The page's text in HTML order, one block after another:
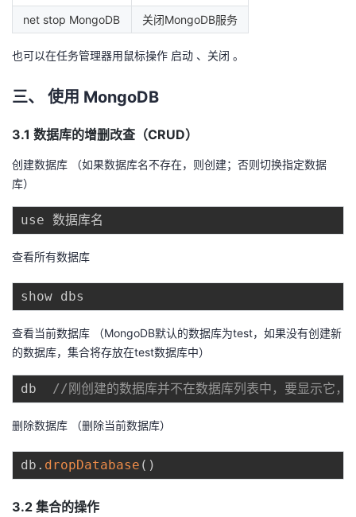
net stop MongoDB
关闭MongoDB服务
也可以在任务管理器用鼠标操作 启动 、关闭 。
三、 使用 MongoDB
3.1 数据库的增删改查（CRUD）
创建数据库 （如果数据库名不存在，则创建；否则切换指定数据
库）
查看所有数据库
查看当前数据库 （MongoDB默认的数据库为test，如果没有创建新
的数据库，集合将存放在test数据库中）
db //刚创建的数据库并不在数据库列表中，要显示它，
删除数据库 （删除当前数据库）
db . dropDatabase ( )
3.2 集合的操作